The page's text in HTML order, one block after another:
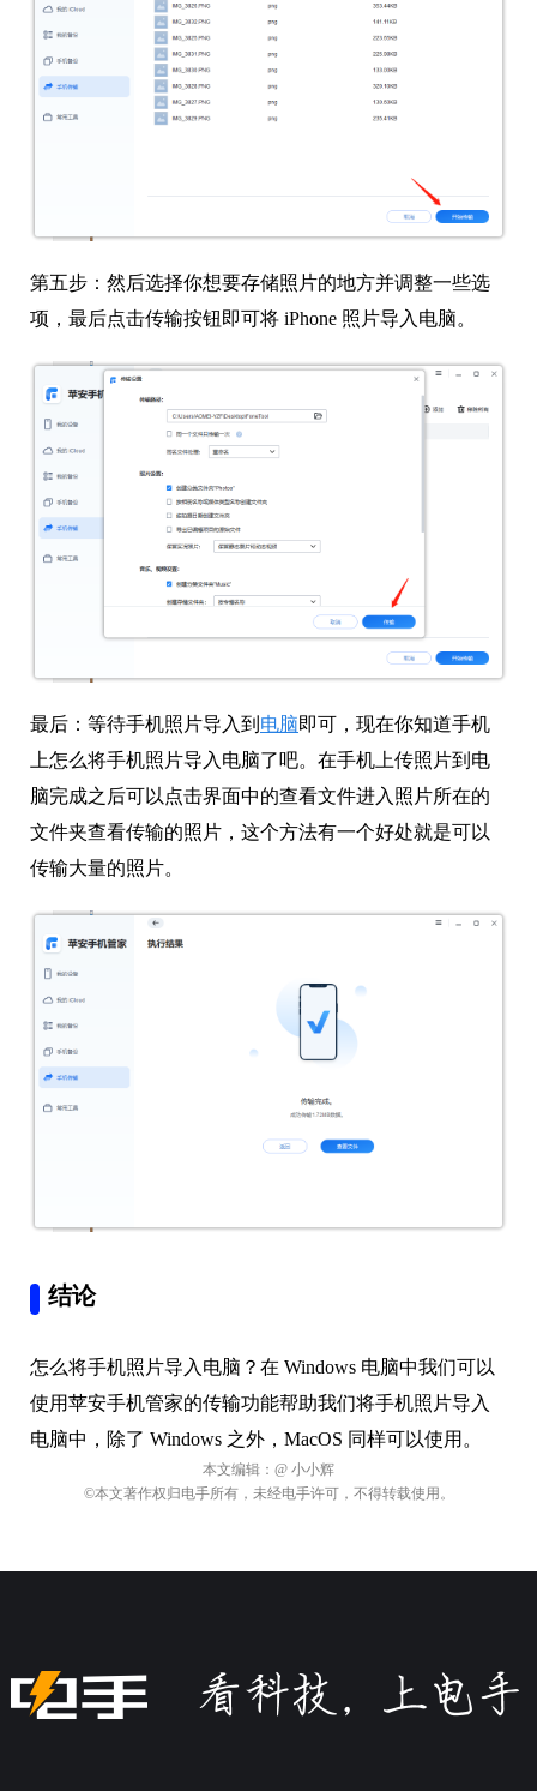
第五步： 然后选择你想要存储照片的地方并调整一些选
项，最后点击传输按钮即可将 iPhone 照片导入电脑。
最后： 等待手机照片导入到 电脑即可，现在你知道手机
上怎么将手机照片导入电脑了吧。在手机上传照片到电
脑完成之后可以点击界面中的查看文件进入照片所在的
文件夹查看传输的照片，这个方法有一个好处就是可以
传输大量的照片。
结论
怎么将手机照片导入电脑？在 Windows 电脑中我们可以
使用苹安手机管家的传输功能帮助我们将手机照片导入
电脑中，除了 Windows 之外，MacOS 同样可以使用。
本文编辑： @ 小小辉
©本文著作权归电手所有，未经电手许可，不得转载使用。